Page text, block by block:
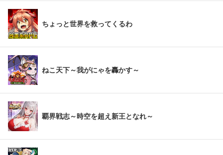
ちょっと世界を救ってくるわ
ねこ天下～我がにゃを轟かす～
覇界戦志～時空を超え新王となれ～